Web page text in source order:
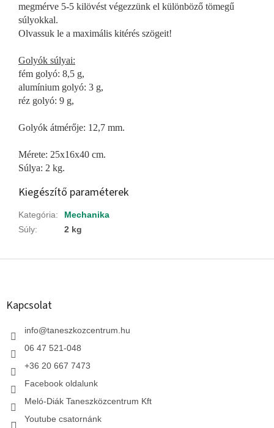
megmérve 5-5 kilövést végezzünk el különböző tömegű
súlyokkal.
Olvassuk le a maximális kitérés szögeit!
Golyók súlyai:
fém golyó: 8,5 g,
alumínium golyó: 3 g,
réz golyó: 9 g,
Golyók átmérője: 12,7 mm.
Mérete: 25x16x40 cm.
Súlya: 2 kg.
Kiegészítő paraméterek
Kategória:
Mechanika
Súly: 2 kg
L
Kapcsolat
info@taneszkozcentrum.hu
06 47 521-048
+36 20 667 7473
Facebook oldalunk
Meló-Diák Taneszközcentrum Kft
Youtube csatornánk